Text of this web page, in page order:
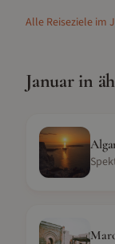
Alle Reiseziele im
Januarin